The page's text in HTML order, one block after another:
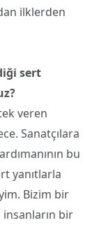
ilklerden
sert
veren
Sanatçılara
bu
yanıtlarla
Bizim bir
insanların bir